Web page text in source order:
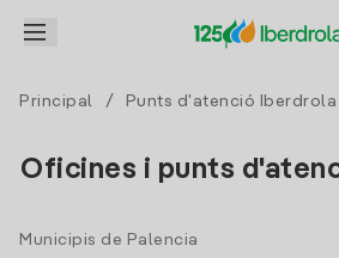
Principal / Punts d'atenció Iberdrola
Oficines i punts
Municipis de Palencia